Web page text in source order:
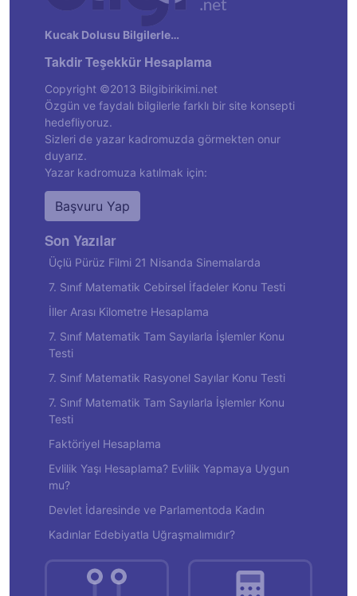
Kucak Dolusu Bilgilerle…
Takdir Teşekkür Hesaplama
Copyright ©2013 Bilgibirikimi.net
Özgün ve faydalı bilgilerle farklı bir site konsepti
hedefliyoruz.
Sizleri de yazar kadromuzda görmekten onur
duyarız.
Yazar kadromuza katılmak için:
Başvuru Yap
Son Yazılar
Üçlü Pürüz Filmi 21 Nisanda Sinemalarda
7. Sınıf Matematik Cebirsel İfadeler Konu Testi
İller Arası Kilometre Hesaplama
7. Sınıf Matematik Tam Sayılarla İşlemler Konu
Testi
7. Sınıf Matematik Rasyonel Sayılar Konu Testi
7. Sınıf Matematik Tam Sayılarla İşlemler Konu
Testi
Faktöriyel Hesaplama
Evlilik Yaşı Hesaplama? Evlilik Yapmaya Uygun
mu?
Devlet İdaresinde ve Parlamentoda Kadın
Kadınlar Edebiyatla Uğraşmalımıdır?